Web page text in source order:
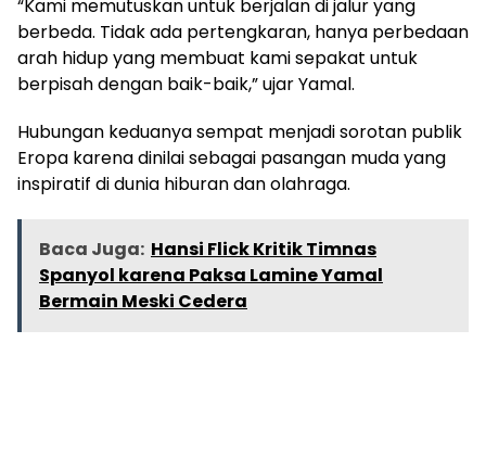
“Kami memutuskan untuk berjalan di jalur yang
berbeda. Tidak ada pertengkaran, hanya perbedaan
arah hidup yang membuat kami sepakat untuk
berpisah dengan baik-baik,” ujar Yamal.
Hubungan keduanya sempat menjadi sorotan publik
Eropa karena dinilai sebagai pasangan muda yang
inspiratif di dunia hiburan dan olahraga.
Baca Juga: Hansi Flick Kritik Timnas
Spanyol karena Paksa Lamine Yamal
Bermain Meski Cedera